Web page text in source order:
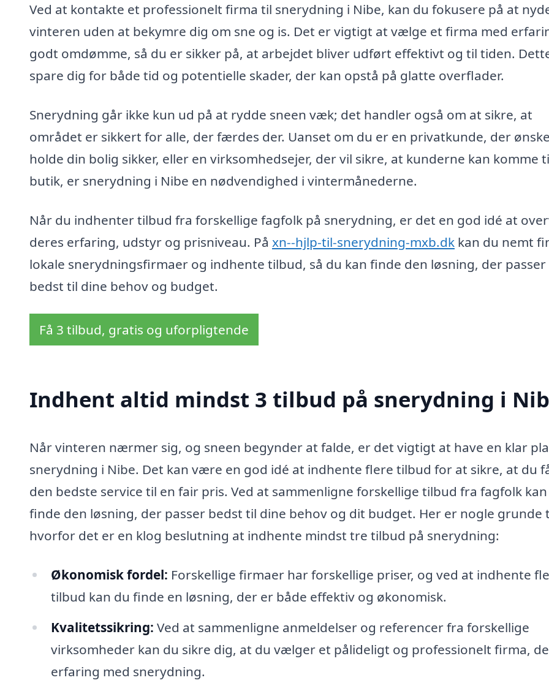
Ved at kontakte et professionelt firma til snerydning i Nibe, kan du fokusere på at
vinteren uden at bekymre dig om sne og is. Det er vigtigt at vælge et firma med
godt omdømme, så du er sikker på, at arbejdet bliver udført effektivt og til tiden.
spare dig for både tid og potentielle skader, der kan opstå på glatte overflader.
Snerydning går ikke kun ud på at rydde sneen væk; det handler også om at sikre, at
området er sikkert for alle, der færdes der. Uanset om du er en privatkunde, der
holde din bolig sikker, eller en virksomhedsejer, der vil sikre, at kunderne kan komme
butik, er snerydning i Nibe en nødvendighed i vintermånederne.
Når du indhenter tilbud fra forskellige fagfolk på snerydning, er det en god idé at
deres erfaring, udstyr og prisniveau. På xn--hjlp-til-snerydning-mxb.dk kan du nemt
lokale snerydningsfirmaer og indhente tilbud, så du kan finde den løsning, der passer
bedst til dine behov og budget.
Få 3 tilbud, gratis og uforpligtende
Indhent altid mindst 3 tilbud på snerydning i
Når vinteren nærmer sig, og sneen begynder at falde, er det vigtigt at have en klar
snerydning i Nibe. Det kan være en god idé at indhente flere tilbud for at sikre, at du
den bedste service til en fair pris. Ved at sammenligne forskellige tilbud fra fagfolk
finde den løsning, der passer bedst til dine behov og dit budget. Her er nogle grunde
hvorfor det er en klog beslutning at indhente mindst tre tilbud på snerydning:
Økonomisk fordel: Forskellige firmaer har forskellige priser, og ved at indhente
tilbud kan du finde en løsning, der er både effektiv og økonomisk.
Kvalitetssikring: Ved at sammenligne anmeldelser og referencer fra forskellige
virksomheder kan du sikre dig, at du vælger et pålideligt og professionelt firma,
erfaring med snerydning.